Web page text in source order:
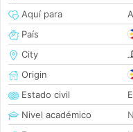
Aquí para
País
City
Origin
Estado civil
Nivel académico